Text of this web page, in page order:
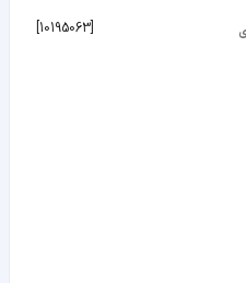
[
10195063
]